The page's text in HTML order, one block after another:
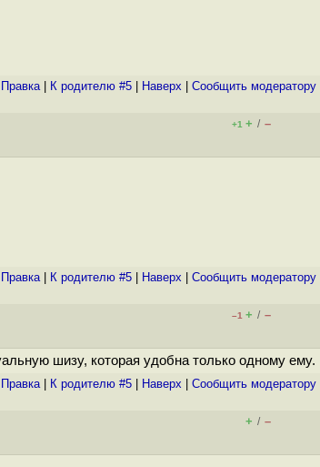
Правка| К родителю #5 Наверх Cообщить модератору
+1 + / –
Правка| К родителю #5 Наверх Cообщить модератору
–1 + / –
шизу, которая удобна только одному ему.
Правка| К родителю #5 Наверх Cообщить модератору
+ / –